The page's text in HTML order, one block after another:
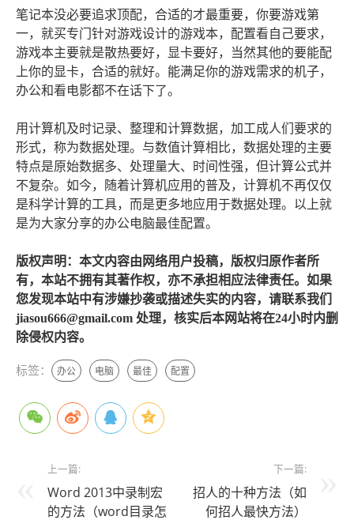
笔记本没必要追求顶配，合适的才最重要，你要游戏第
一，就买专门针对游戏设计的游戏本，配置看自己要求，
游戏本主要就是散热要好，显卡要好，当然其他的要能配
上你的显卡，合适的就好。能满足你的游戏需求的机子，
办公和看电影都不在话下了。
用计算机及时记录、整理和计算数据，加工成人们要求的
形式，称为数据处理。与数值计算相比，数据处理的主要
特点是原始数据多、处理量大、时间性强，但计算公式并
不复杂。如今，随着计算机应用的普及，计算机不再仅仅
是科学计算的工具，而是更多地应用于数据处理。以上就
是为大家分享的办公电脑最佳配置。
版权声明：本文内容由网络用户投稿，版权归原作者所
有，本站不拥有其著作权，亦不承担相应法律责任。如果
您发现本站中有涉嫌抄袭或描述失实的内容，请联系我们
jiasou666@gmail.com 处理，核实后本网站将在24小时内删
除侵权内容。
标签： 办公 电脑 最佳 配置
上一篇:
Word 2013中录制宏
的方法（word目录怎
下一篇:
招人的十种方法（如
何招人最快方法）